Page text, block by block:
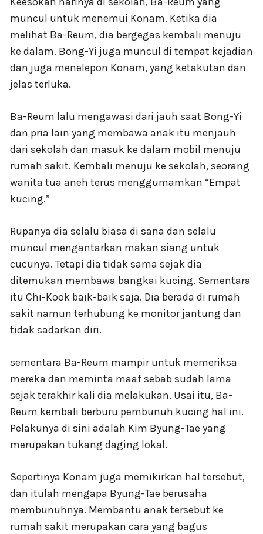
muncul untuk menemui Konam. Ketika dia
melihat Ba-Reum, dia bergegas kembali menuju
ke dalam. Bong-Yi juga muncul di tempat kejadian
dan juga menelepon Konam, yang ketakutan dan
jelas terluka.
Ba-Reum lalu mengawasi dari jauh saat Bong-Yi
dan pria lain yang membawa anak itu menjauh
dari sekolah dan masuk ke dalam mobil menuju
rumah sakit. Kembali menuju ke sekolah, seorang
wanita tua aneh terus menggumamkan “Empat
kucing.”
Rupanya dia selalu biasa di sana dan selalu
muncul mengantarkan makan siang untuk
cucunya. Tetapi dia tidak sama sejak dia
ditemukan membawa bangkai kucing. Sementara
itu Chi-Kook baik-baik saja. Dia berada di rumah
sakit namun terhubung ke monitor jantung dan
tidak sadarkan diri.
sementara Ba-Reum mampir untuk memeriksa
mereka dan meminta maaf sebab sudah lama
sejak terakhir kali dia melakukan. Usai itu, Ba-
Reum kembali berburu pembunuh kucing hal ini.
Pelakunya di sini adalah Kim Byung-Tae yang
merupakan tukang daging lokal.
Sepertinya Konam juga memikirkan hal tersebut,
dan itulah mengapa Byung-Tae berusaha
membunuhnya. Membantu anak tersebut ke
rumah sakit merupakan cara yang bagus